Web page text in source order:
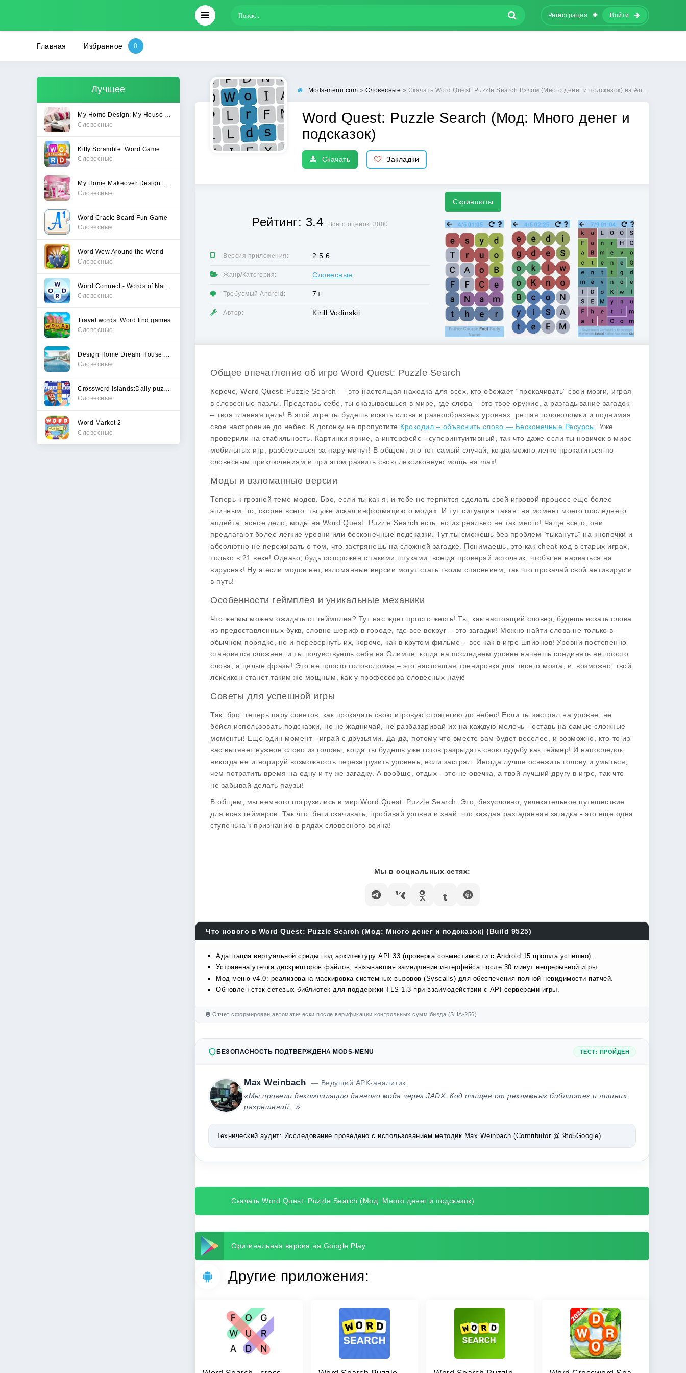
Регистрация Войти
Главная Избранное
Лучшее
Словесные
Kitty Scramble: Word Game
Словесные
Словесные
Word Crack: Board Fun Game
Словесные
Word Wow Around the World
Словесные
Word Connect - Words of Nature
Словесные
Travel words: Word find games
Словесные
Словесные
Словесные
Word Market 2
Словесные
Mods-menu.com » Словесные » Скачать Word Quest: Puzzle Search Взлом (Много денег и подсказок) на Android бесплатно
Word Quest: Puzzle Search (Мод: Много денег и
подсказок)
Скачать Закладки
Рейтинг: 3.4 Всего оценок: 3000
Версия приложения: 2.5.6
Жанр/Категория: Словесные
Требуемый Android: 7+
Автор: Kirill Vodinskii
Скриншоты
Общее впечатление об игре Word Quest: Puzzle Search
Короче, Word Quest: Puzzle Search — это настоящая находка для всех, кто обожает “прокачивать” свои мозги, играя
в словесные пазлы. Представь себе, ты оказываешься в мире, где слова – это твое оружие, а разгадывание загадок
– твоя главная цель! В этой игре ты будешь искать слова в разнообразных уровнях, решая головоломки и поднимая
свое настроение до небес. В догонку не пропустите Крокодил – объяснить слово — Бесконечные Ресурсы . Уже
проверили на стабильность. Картинки яркие, а интерфейс - суперинтуитивный, так что даже если ты новичок в мире
мобильных игр, разберешься за пару минут! В общем, это тот самый случай, когда можно легко прокатиться по
словесным приключениям и при этом развить свою лексиконную мощь на max!
Моды и взломанные версии
Теперь к грозной теме модов. Бро, если ты как я, и тебе не терпится сделать свой игровой процесс еще более
эпичным, то, скорее всего, ты уже искал информацию о модах. И тут ситуация такая: на момент моего последнего
апдейта, ясное дело, моды на Word Quest: Puzzle Search есть, но их реально не так много! Чаще всего, они
предлагают более легкие уровни или бесконечные подсказки. Тут ты сможешь без проблем “тыкануть” на кнопочки и
абсолютно не переживать о том, что застрянешь на сложной загадке. Понимаешь, это как cheat-код в старых играх,
только в 21 веке! Однако, будь осторожен с такими штуками: всегда проверяй источник, чтобы не нарваться на
вирусняк! Ну а если модов нет, взломанные версии могут стать твоим спасением, так что прокачай свой антивирус и
в путь!
Особенности геймплея и уникальные механики
Что же мы можем ожидать от геймплея? Тут нас ждет просто жесть! Ты, как настоящий словер, будешь искать слова
из предоставленных букв, словно шериф в городе, где все вокруг – это загадки! Можно найти слова не только в
обычном порядке, но и перевернуть их, короче, как в крутом фильме – все как в игре шпионов! Уровни постепенно
становятся сложнее, и ты почувствуешь себя на Олимпе, когда на последнем уровне начнешь соединять не просто
слова, а целые фразы! Это не просто головоломка – это настоящая тренировка для твоего мозга, и, возможно, твой
лексикон станет таким же мощным, как у профессора словесных наук!
Советы для успешной игры
Так, бро, теперь пару советов, как прокачать свою игровую стратегию до небес! Если ты застрял на уровне, не
бойся использовать подсказки, но не жадничай, не разбазаривай их на каждую мелочь - оставь на самые сложные
моменты! Еще один момент - играй с друзьями. Да-да, потому что вместе вам будет веселее, и возможно, кто-то из
вас вытянет нужное слово из головы, когда ты будешь уже готов разрыдать свою судьбу как геймер! И напоследок,
никогда не игнорируй возможность перезагрузить уровень, если застрял. Иногда лучше освежить голову и умыться,
чем потратить время на одну и ту же загадку. А вообще, отдых - это не овечка, а твой лучший другу в игре, так что
не забывай делать паузы!
В общем, мы немного погрузились в мир Word Quest: Puzzle Search. Это, безусловно, увлекательное путешествие
для всех геймеров. Так что, беги скачивать, пробивай уровни и знай, что каждая разгаданная загадка - это еще одна
ступенька к признанию в рядах словесного воина!
Мы в социальных сетях:
Что нового в Word Quest: Puzzle Search (Мод: Много денег и подсказок) (Build 9525)
Адаптация виртуальной среды под архитектуру API 33 (проверка совместимости с Android 15 прошла успешно).
Устранена утечка дескрипторов файлов, вызывавшая замедление интерфейса после 30 минут непрерывной игры.
Мод-меню v4.0: реализована маскировка системных вызовов (Syscalls) для обеспечения полной невидимости патчей.
Обновлен стэк сетевых библиотек для поддержки TLS 1.3 при взаимодействии с API серверами игры.
Отчет сформирован автоматически после верификации контрольных сумм билда (SHA-256).
БЕЗОПАСНОСТЬ ПОДТВЕРЖДЕНА MODS-MENU ТЕСТ: ПРОЙДЕН
Max Weinbach
— Ведущий APK-аналитик
«Мы провели декомпиляцию данного мода через JADX. Код очищен от рекламных библиотек и лишних
разрешений...»
Технический аудит: Исследование проведено с использованием методик Max Weinbach (Contributor @ 9to5Google).
Скачать Word Quest: Puzzle Search (Мод: Много денег и подсказок)
Оригинальная версия на Google Play
Другие приложения: